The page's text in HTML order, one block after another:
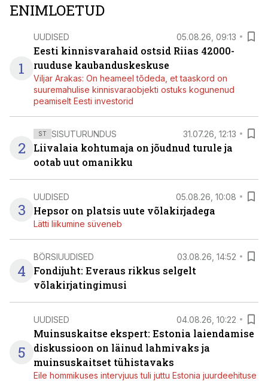
ENIMLOETUD
1
UUDISED 05.08.26, 09:13
Eesti kinnisvarahaid ostsid Riias 42000-
ruuduse kaubanduskeskuse
Viljar Arakas: On heameel tõdeda, et taaskord on
suuremahulise kinnisvaraobjekti ostuks kogunenud
peamiselt Eesti investorid
2
ST SISUTURUNDUS 31.07.26, 12:13
Liivalaia kohtumaja on jõudnud turule ja
ootab uut omanikku
3
UUDISED 05.08.26, 10:08
Hepsor on platsis uute võlakirjadega
Lätti liikumine süveneb
4
BÖRSIUUDISED 03.08.26, 14:52
Fondijuht: Everaus rikkus selgelt
võlakirjatingimusi
5
UUDISED 04.08.26, 10:22
Muinsuskaitse ekspert: Estonia laiendamise
diskussioon on läinud lahmivaks ja
muinsuskaitset tühistavaks
Eile hommikuses intervjuus tuli juttu Estonia juurdeehituse